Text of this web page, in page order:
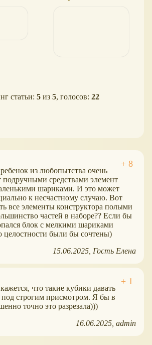
статьи: 5 из 5, голосов: 22
из любопытства очень
подручными средствами элемент
шариками. И это может
к несчастному случаю. Вот
все элементы конструктора полыми
частей в наборе?? Если бы
блок с мелкими шариками
целостности были бы сочтены)
15.06.2025 Гость Елена
что такие кубики давать
под строгим присмотром. Я бы в
точно это разрезала)))
16.06.2025 admin